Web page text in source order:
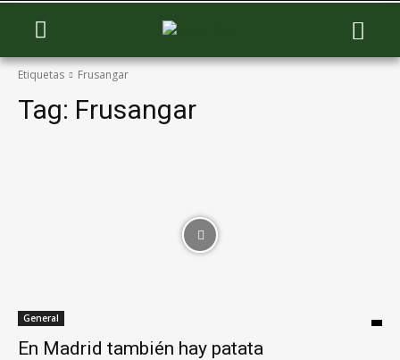
Etiquetas Frusangar
Tag: Frusangar
General
En Madrid también hay patata